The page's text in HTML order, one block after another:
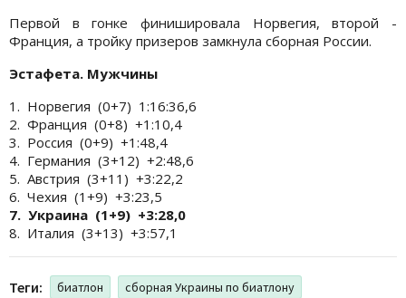
Первой в гонке финишировала Норвегия, второй -
Франция, а тройку призеров замкнула сборная России.
Эстафета. Мужчины
1. Норвегия (0+7) 1:16:36,6
2. Франция (0+8) +1:10,4
3. Россия (0+9) +1:48,4
4. Германия (3+12) +2:48,6
5. Австрия (3+11) +3:22,2
6. Чехия (1+9) +3:23,5
7. Украина (1+9) +3:28,0
8. Италия (3+13) +3:57,1
Теги: биатлон сборная Украины по биатлону